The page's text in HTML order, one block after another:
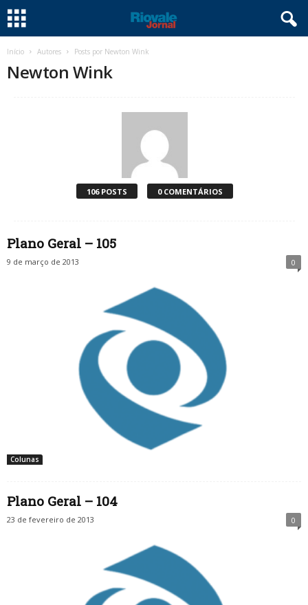
Início Autores Posts por Newton Wink
Newton Wink
106 POSTS 0 COMENTÁRIOS
Plano Geral – 105
9 de março de 2013 0
Colunas
Plano Geral – 104
23 de fevereiro de 2013 0